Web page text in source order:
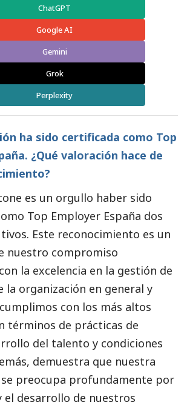
ChatGPT
Google AI
Gemini
Grok
Perplexity
ha sido certificada como Top
¿Qué valoración hace de
es un orgullo haber sido
Top Employer España dos
Este reconocimiento es un
nuestro compromiso
la excelencia en la gestión de
la organización en general y
con los más altos
términos de prácticas de
del talento y condiciones
demuestra que nuestra
preocupa profundamente por
el desarrollo de nuestros